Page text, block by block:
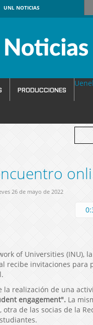
UNLNOTICIAS
PRODUCCIONES
26 de mayo de 2022
of Universities (INU),
recibe invitaciones para
la realización de una
engagement". La
de las socias de la